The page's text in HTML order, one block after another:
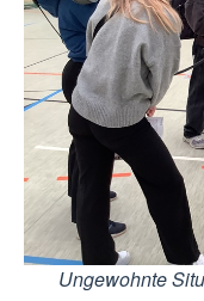
Ungewohnte